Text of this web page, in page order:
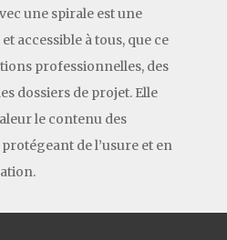
une spirale est une
accessible à tous, que ce
professionnelles, des
dossiers de projet. Elle
le contenu des
de l’usure et en